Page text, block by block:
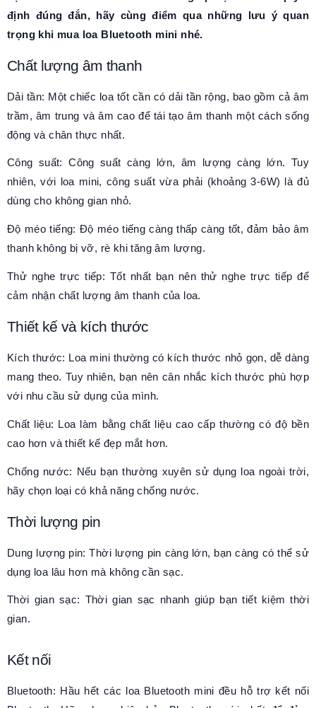
định đúng đắn, hãy cùng điểm qua những lưu ý quan
trọng khi mua loa Bluetooth mini nhé.
Chất lượng âm thanh
Dải tần: Một chiếc loa tốt cần có dải tần rộng, bao gồm cả âm
trầm, âm trung và âm cao để tái tạo âm thanh một cách sống
động và chân thực nhất.
Công suất: Công suất càng lớn, âm lượng càng lớn. Tuy
nhiên, với loa mini, công suất vừa phải (khoảng 3-6W) là đủ
dùng cho không gian nhỏ.
Độ méo tiếng: Độ méo tiếng càng thấp càng tốt, đảm bảo âm
thanh không bị vỡ, rè khi tăng âm lượng.
Thử nghe trực tiếp: Tốt nhất bạn nên thử nghe trực tiếp để
cảm nhận chất lượng âm thanh của loa.
Thiết kế và kích thước
Kích thước: Loa mini thường có kích thước nhỏ gọn, dễ dàng
mang theo. Tuy nhiên, bạn nên cân nhắc kích thước phù hợp
với nhu cầu sử dụng của mình.
Chất liệu: Loa làm bằng chất liệu cao cấp thường có độ bền
cao hơn và thiết kế đẹp mắt hơn.
Chống nước: Nếu bạn thường xuyên sử dụng loa ngoài trời,
hãy chọn loại có khả năng chống nước.
Thời lượng pin
Dung lượng pin: Thời lượng pin càng lớn, bạn càng có thể sử
dụng loa lâu hơn mà không cần sạc.
Thời gian sạc: Thời gian sạc nhanh giúp bạn tiết kiệm thời
gian.
Kết nối
Bluetooth: Hầu hết các loa Bluetooth mini đều hỗ trợ kết nối